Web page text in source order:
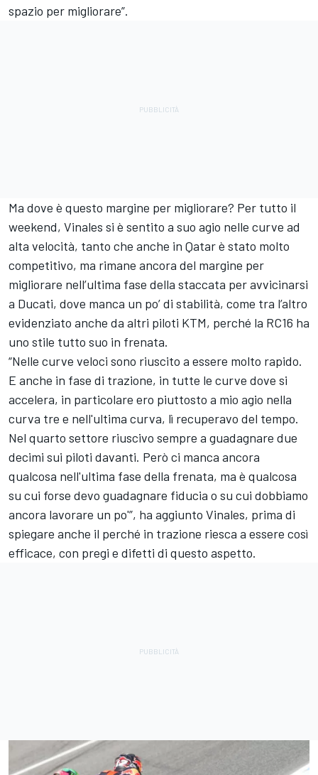
spazio per migliorare”.
Ma dove è questo margine per migliorare? Per tutto il
weekend, Vinales si è sentito a suo agio nelle curve ad
alta velocità, tanto che anche in Qatar è stato molto
competitivo, ma rimane ancora del margine per
migliorare nell’ultima fase della staccata per avvicinarsi
a Ducati, dove manca un po’ di stabilità, come tra l’altro
evidenziato anche da altri piloti KTM, perché la RC16 ha
uno stile tutto suo in frenata.
“Nelle curve veloci sono riuscito a essere molto rapido.
E anche in fase di trazione, in tutte le curve dove si
accelera, in particolare ero piuttosto a mio agio nella
curva tre e nell'ultima curva, lì recuperavo del tempo.
Nel quarto settore riuscivo sempre a guadagnare due
decimi sui piloti davanti. Però ci manca ancora
qualcosa nell'ultima fase della frenata, ma è qualcosa
su cui forse devo guadagnare fiducia o su cui dobbiamo
ancora lavorare un po'”, ha aggiunto Vinales, prima di
spiegare anche il perché in trazione riesca a essere così
efficace, con pregi e difetti di questo aspetto.